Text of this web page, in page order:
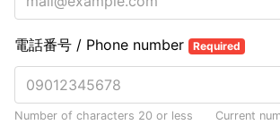
電話番号 / Phone number Required
Number of characters 20 or less Current